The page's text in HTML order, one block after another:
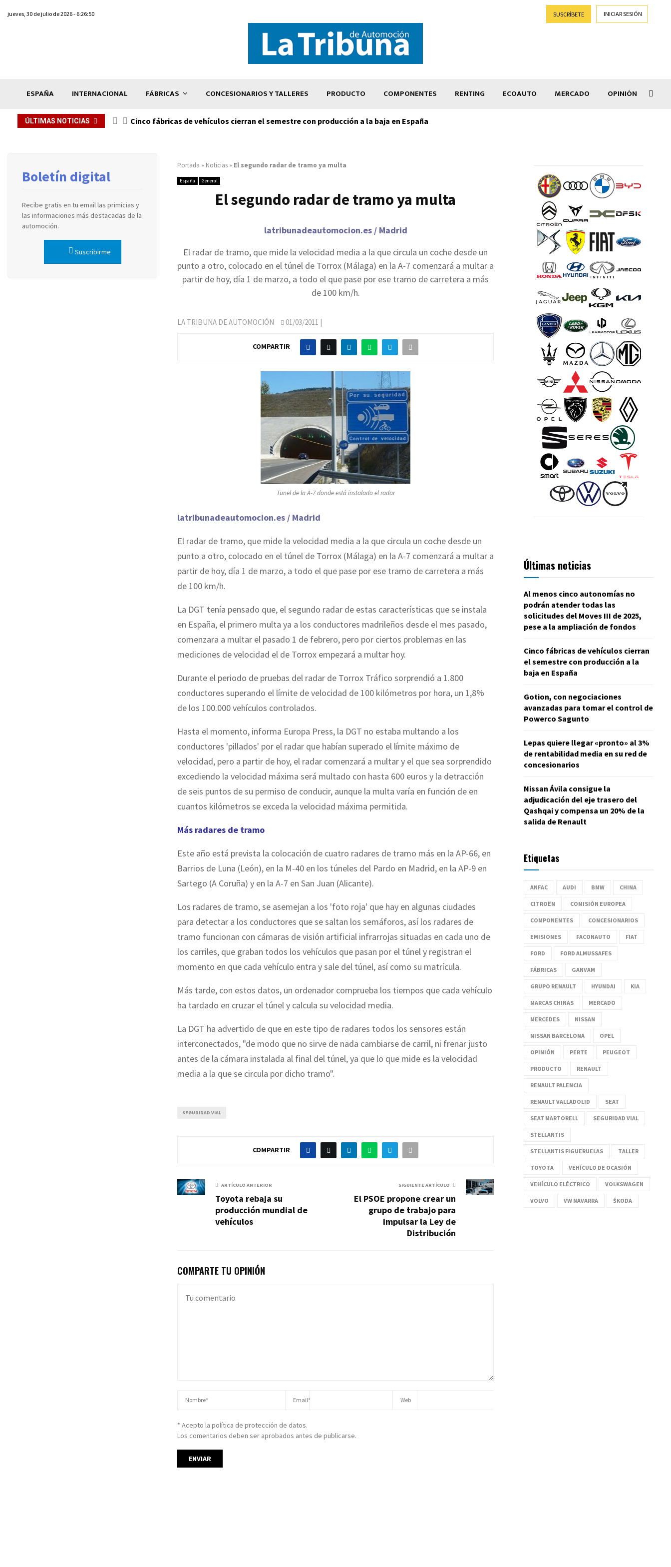
jueves, 30 de julio de 2026 - 6:26:50 SUSCRÍBETE INICIAR SESIÓN
ESPAÑA INTERNACIONAL FÁBRICAS CONCESIONARIOS Y TALLERES PRODUCTO COMPONENTES RENTING ECOAUTO MERCADO OPINIÓN
ÚLTIMAS NOTICIAS Cinco fábricas de vehículos cierran el semestre con producción a la baja en España
Portada » Noticias » El segundo radar de tramo ya multa
España General
El segundo radar de tramo ya multa
latribunadeautomocion.es / Madrid
El radar de tramo, que mide la velocidad media a la que circula un coche desde un
punto a otro, colocado en el túnel de Torrox (Málaga) en la A-7 comenzará a multar a
partir de hoy, día 1 de marzo, a todo el que pase por ese tramo de carretera a más
de 100 km/h.
LA TRIBUNA DE AUTOMOCIÓN 01/03/2011 |
COMPARTIR
Tunel de la A-7 donde está instalado el radar
latribunadeautomocion.es / Madrid
El radar de tramo, que mide la velocidad media a la que circula un coche desde un
punto a otro, colocado en el túnel de Torrox (Málaga) en la A-7 comenzará a multar a
partir de hoy, día 1 de marzo, a todo el que pase por ese tramo de carretera a más
de 100 km/h.
La DGT tenía pensado que, el segundo radar de estas características que se instala
en España, el primero multa ya a los conductores madrileños desde el mes pasado,
comenzara a multar el pasado 1 de febrero, pero por ciertos problemas en las
mediciones de velocidad el de Torrox empezará a multar hoy.
Durante el periodo de pruebas del radar de Torrox Tráfico sorprendió a 1.800
conductores superando el límite de velocidad de 100 kilómetros por hora, un 1,8%
de los 100.000 vehículos controlados.
Hasta el momento, informa Europa Press, la DGT no estaba multando a los
conductores 'pillados' por el radar que habían superado el límite máximo de
velocidad, pero a partir de hoy, el radar comenzará a multar y el que sea sorprendido
excediendo la velocidad máxima será multado con hasta 600 euros y la detracción
de seis puntos de su permiso de conducir, aunque la multa varía en función de en
cuantos kilómetros se exceda la velocidad máxima permitida.
Más radares de tramo
Este año está prevista la colocación de cuatro radares de tramo más en la AP-66, en
Barrios de Luna (León), en la M-40 en los túneles del Pardo en Madrid, en la AP-9 en
Sartego (A Coruña) y en la A-7 en San Juan (Alicante).
Los radares de tramo, se asemejan a los 'foto roja' que hay en algunas ciudades
para detectar a los conductores que se saltan los semáforos, así los radares de
tramo funcionan con cámaras de visión artificial infrarrojas situadas en cada uno de
los carriles, que graban todos los vehículos que pasan por el túnel y registran el
momento en que cada vehículo entra y sale del túnel, así como su matrícula.
Más tarde, con estos datos, un ordenador comprueba los tiempos que cada vehículo
ha tardado en cruzar el túnel y calcula su velocidad media.
La DGT ha advertido de que en este tipo de radares todos los sensores están
interconectados, "de modo que no sirve de nada cambiarse de carril, ni frenar justo
antes de la cámara instalada al final del túnel, ya que lo que mide es la velocidad
media a la que se circula por dicho tramo".
SEGURIDAD VIAL
COMPARTIR
ARTÍCULO ANTERIOR
Toyota rebaja su
producción mundial de
vehículos
SIGUIENTE ARTÍCULO
El PSOE propone crear un
grupo de trabajo para
impulsar la Ley de
Distribución
COMPARTE TU OPINIÓN
* Acepto la política de protección de datos.
Los comentarios deben ser aprobados antes de publicarse.
Boletín digital
Recibe gratis en tu email las primicias y
las informaciones más destacadas de la
automoción.
Suscribirme
Últimas noticias
Al menos cinco autonomías no
podrán atender todas las
solicitudes del Moves III de 2025,
pese a la ampliación de fondos
Cinco fábricas de vehículos cierran
el semestre con producción a la
baja en España
Gotion, con negociaciones
avanzadas para tomar el control de
Powerco Sagunto
Lepas quiere llegar «pronto» al 3%
de rentabilidad media en su red de
concesionarios
Nissan Ávila consigue la
adjudicación del eje trasero del
Qashqai y compensa un 20% de la
salida de Renault
Etiquetas
ANFAC AUDI BMW CHINA
CITROËN COMISIÓN EUROPEA
COMPONENTES CONCESIONARIOS
EMISIONES FACONAUTO FIAT
FORD FORD ALMUSSAFES
FÁBRICAS GANVAM
GRUPO RENAULT HYUNDAI KIA
MARCAS CHINAS MERCADO
MERCEDES NISSAN
NISSAN BARCELONA OPEL
OPINIÓN PERTE PEUGEOT
PRODUCTO RENAULT
RENAULT PALENCIA
RENAULT VALLADOLID SEAT
SEAT MARTORELL SEGURIDAD VIAL
STELLANTIS
STELLANTIS FIGUERUELAS TALLER
TOYOTA VEHÍCULO DE OCASIÓN
VEHÍCULO ELÉCTRICO VOLKSWAGEN
VOLVO VW NAVARRA ŠKODA